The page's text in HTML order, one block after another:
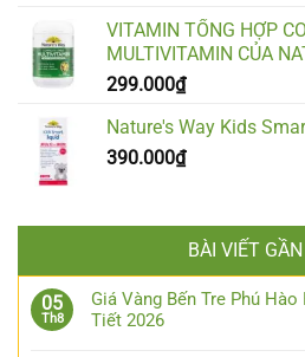
VITAMIN TỔNG HỢP
MULTIVITAMIN CỦA
299.000₫
Nature's Way Kids
390.000₫
BÀI VIẾT
05
Th8
Giá Vàng Bến Tre Phú
Tiết 2026